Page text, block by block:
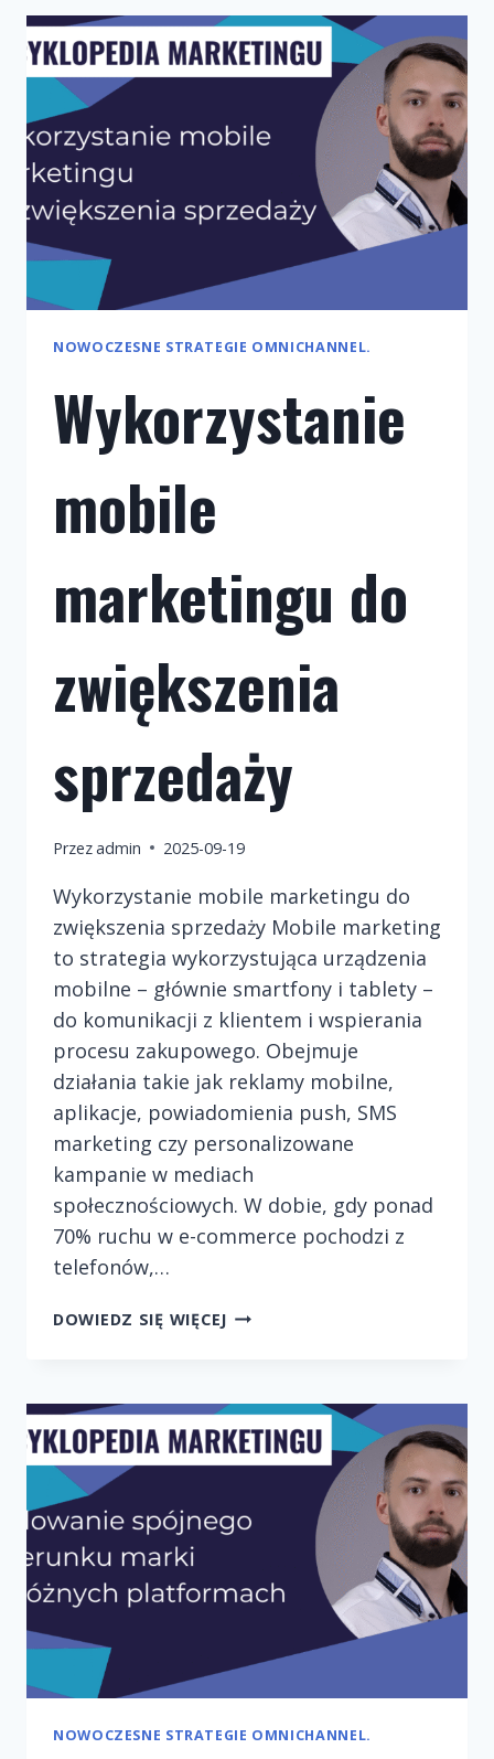
KAMPANIE
WIELOKANAŁOWE?
NOWOCZESNE STRATEGIE OMNICHANNEL.
Wykorzystanie
mobile
marketingu do
zwiększenia
sprzedaży
Przezadmin 2025-09-19
Wykorzystanie mobile marketingu do
zwiększenia sprzedaży Mobile marketing
to strategia wykorzystująca urządzenia
mobilne – głównie smartfony i tablety –
do komunikacji z klientem i wspierania
procesu zakupowego. Obejmuje
działania takie jak reklamy mobilne,
aplikacje, powiadomienia push, SMS
marketing czy personalizowane
kampanie w mediach
społecznościowych. W dobie, gdy ponad
70% ruchu w e-commerce pochodzi z
telefonów,…
DOWIEDZ SIĘ WIĘCEJWYKORZYSTANIE
ZWIĘKSZENIA
SPRZEDAŻY
NOWOCZESNE STRATEGIE OMNICHANNEL.